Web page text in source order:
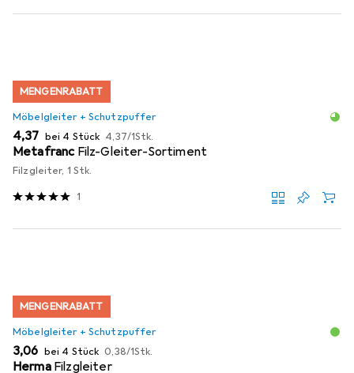
MENGENRABATT
Möbelgleiter + Schutzpuffer
EUR
4,37 bei 4 Stück EUR
4,37/1Stk.
Metafranc Filz-Gleiter-Sortiment
Filzgleiter, 1 Stk.
1
MENGENRABATT
Möbelgleiter + Schutzpuffer
EUR
3,06 bei 4 Stück EUR
0,38/1Stk.
Herma Filzgleiter